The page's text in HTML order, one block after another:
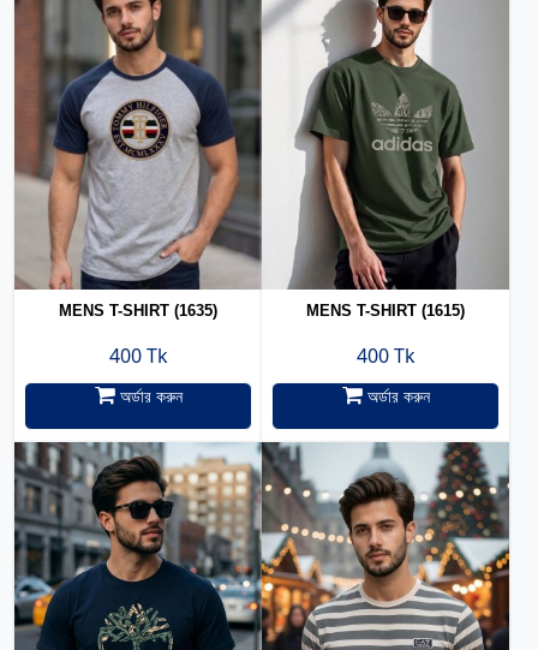
MENS T-SHIRT (1635)
400 Tk
অর্ডার করুন
MENS T-SHIRT (1615)
400 Tk
অর্ডার করুন